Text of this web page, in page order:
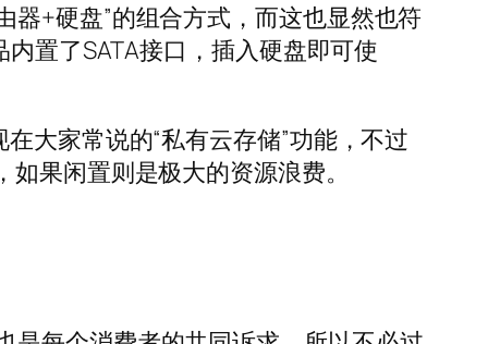
+硬盘”的组合方式，而这也显然也符
置了SATA接口，插入硬盘即可使
大家常说的“私有云存储”功能，不过
果闲置则是极大的资源浪费。